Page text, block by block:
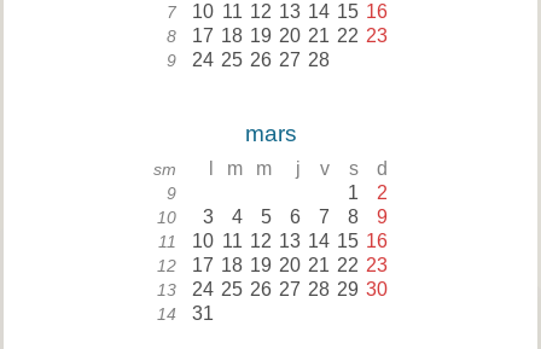
7 10 11 12 13 14 15 16
8 17 18 19 20 21 22 23
9 24 25 26 27 28
mars
sm m m j v s d
9 1 2
10 3 4 5 6 7 8 9
11 10 11 12 13 14 15 16
12 17 18 19 20 21 22 23
13 24 25 26 27 28 29 30
14 31